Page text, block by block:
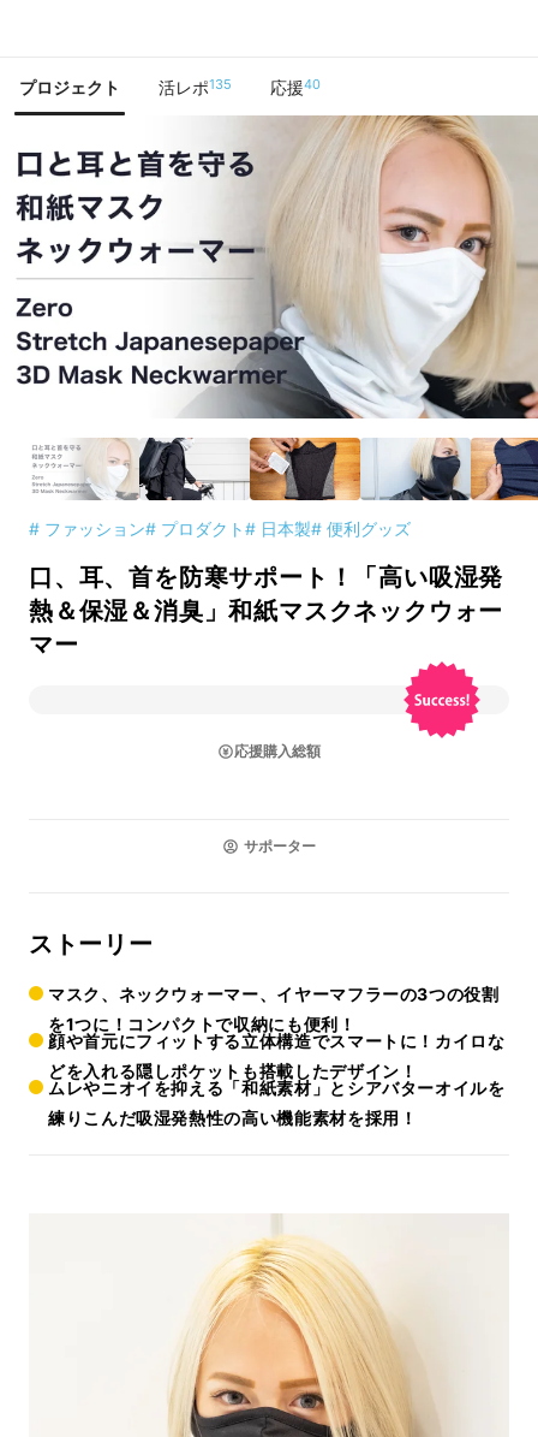
プロジェクト 活レポ135 応援40
# ファッション# プロダクト# 日本製# 便利グッズ
口、耳、首を防寒サポート！「高い吸湿発
熱＆保湿＆消臭」和紙マスクネックウォー
マー
応援購入総額
サポーター
ストーリー
マスク、ネックウォーマー、イヤーマフラーの3つの役割
を1つに！コンパクトで収納にも便利！
顔や首元にフィットする立体構造でスマートに！カイロな
どを入れる隠しポケットも搭載したデザイン！
ムレやニオイを抑える「和紙素材」とシアバターオイルを
練りこんだ吸湿発熱性の高い機能素材を採用！